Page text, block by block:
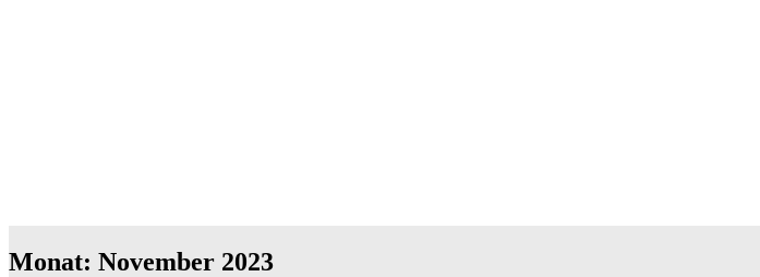
Monat: November 2023